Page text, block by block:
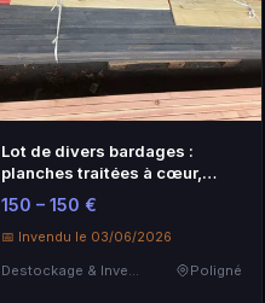
Lot de divers bardages :
planches traitées à cœur,
tassauds …
150 – 150 €
📅 Invendu le 03/06/2026
Destockage & Invendus
Poligné